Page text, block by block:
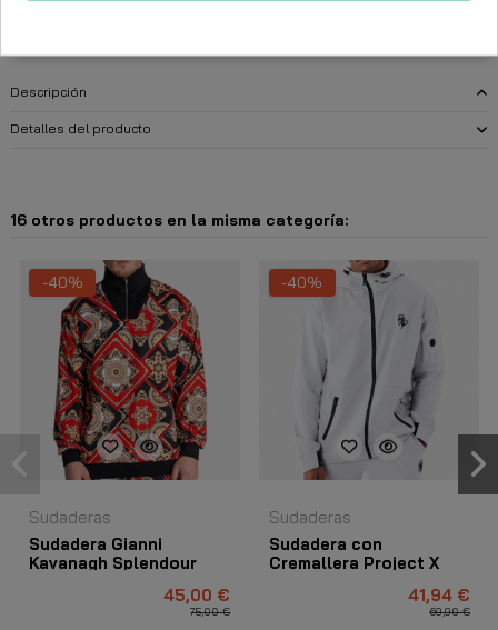
Descripción
Detalles del producto
16 otros productos en la misma categoría:
-40%
Sudaderas
Sudadera Gianni
Kavanagh Splendour
45,00 €
75,00 €
-40%
Sudaderas
Sudadera con
Cremallera Project X
41,94 €
69,90 €